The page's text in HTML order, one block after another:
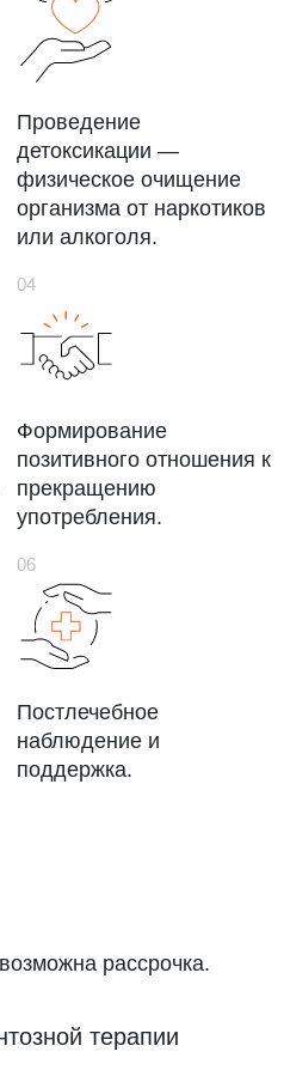
Проведение
детоксикации —
физическое очищение
организма от наркотиков
или алкоголя.
Формирование
позитивного отношения к
прекращению
употребления.
Постлечебное
наблюдение и
поддержка.
рассрочка.
терапии